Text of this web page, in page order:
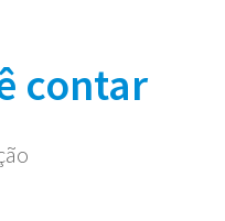
contar